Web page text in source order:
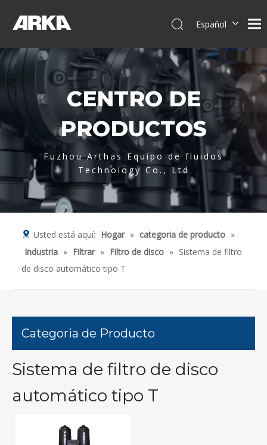
Español
简体中文
العربية
Français
Pусский
Italiano
CENTRO DE
PRODUCTOS
Fuzhou Arthas Equipo de fluidos
Technology Co., Ltd
Usted está aquí: Hogar » categoria de producto »
Industria » Filtrar » Filtro de disco » Sistema de filtro
de disco automático tipo T
Categoria de Producto
Sistema de filtro de disco
automático tipo T